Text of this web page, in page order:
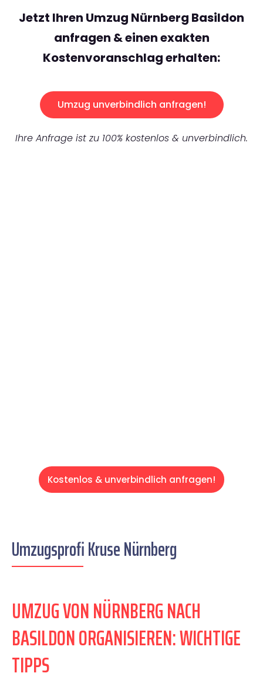
Jetzt Ihren Umzug Nürnberg Basildon
anfragen & einen exakten
Kostenvoranschlag erhalten:
Umzug unverbindlich anfragen!
Ihre Anfrage ist zu 100% kostenlos & unverbindlich.
Kostenlos & unverbindlich anfragen!
Umzugsprofi Kruse Nürnberg
UMZUG VON NÜRNBERG NACH
BASILDON ORGANISIEREN: WICHTIGE
TIPPS